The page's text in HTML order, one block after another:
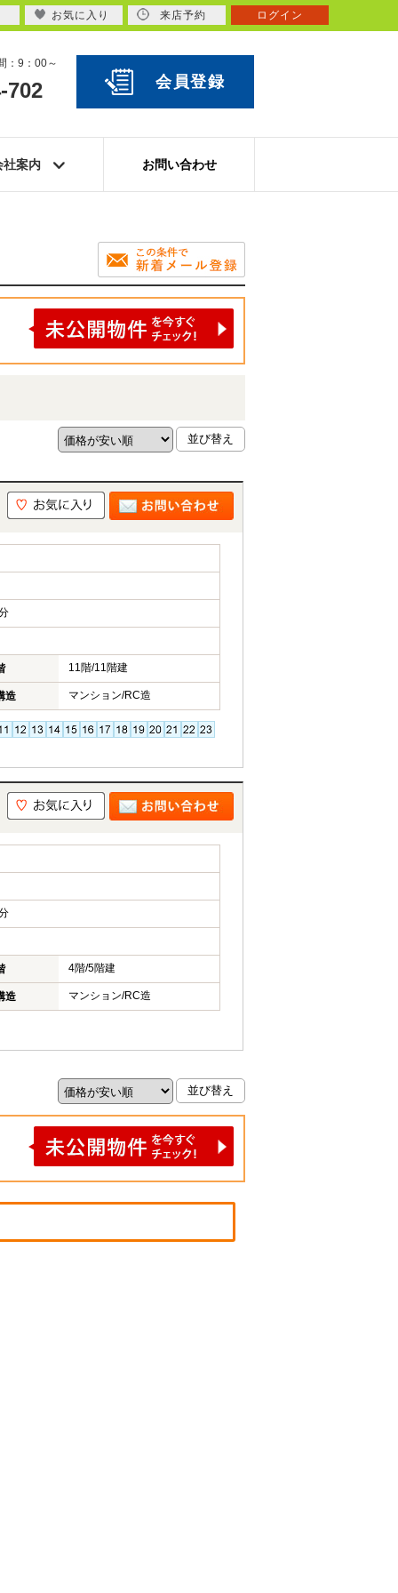
：9：00～
702 会員登録
社案内 お問い合わせ
11階/11階建
造 マンション/RC造
4階/5階建
造 マンション/RC造
お気に入り 来店予約 ログイン